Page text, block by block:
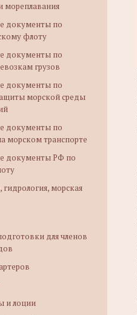
мореплавания
документы по
флоту
документы по
грузов
документы по
морской среды
документы по
морском транспорте
документы РФ по
гидрология, морская
для членов
и лоции